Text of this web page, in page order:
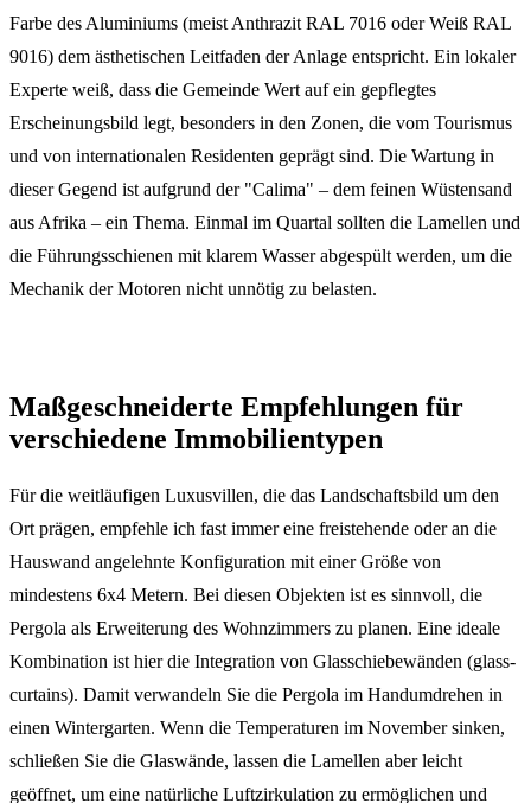
Farbe des Aluminiums (meist Anthrazit RAL 7016 oder Weiß RAL
9016) dem ästhetischen Leitfaden der Anlage entspricht. Ein lokaler
Experte weiß, dass die Gemeinde Wert auf ein gepflegtes
Erscheinungsbild legt, besonders in den Zonen, die vom Tourismus
und von internationalen Residenten geprägt sind. Die Wartung in
dieser Gegend ist aufgrund der "Calima" – dem feinen Wüstensand
aus Afrika – ein Thema. Einmal im Quartal sollten die Lamellen und
die Führungsschienen mit klarem Wasser abgespült werden, um die
Mechanik der Motoren nicht unnötig zu belasten.
Maßgeschneiderte Empfehlungen für
verschiedene Immobilientypen
Für die weitläufigen Luxusvillen, die das Landschaftsbild um den
Ort prägen, empfehle ich fast immer eine freistehende oder an die
Hauswand angelehnte Konfiguration mit einer Größe von
mindestens 6x4 Metern. Bei diesen Objekten ist es sinnvoll, die
Pergola als Erweiterung des Wohnzimmers zu planen. Eine ideale
Kombination ist hier die Integration von Glasschiebewänden (glass-
curtains). Damit verwandeln Sie die Pergola im Handumdrehen in
einen Wintergarten. Wenn die Temperaturen im November sinken,
schließen Sie die Glaswände, lassen die Lamellen aber leicht
geöffnet, um eine natürliche Luftzirkulation zu ermöglichen und